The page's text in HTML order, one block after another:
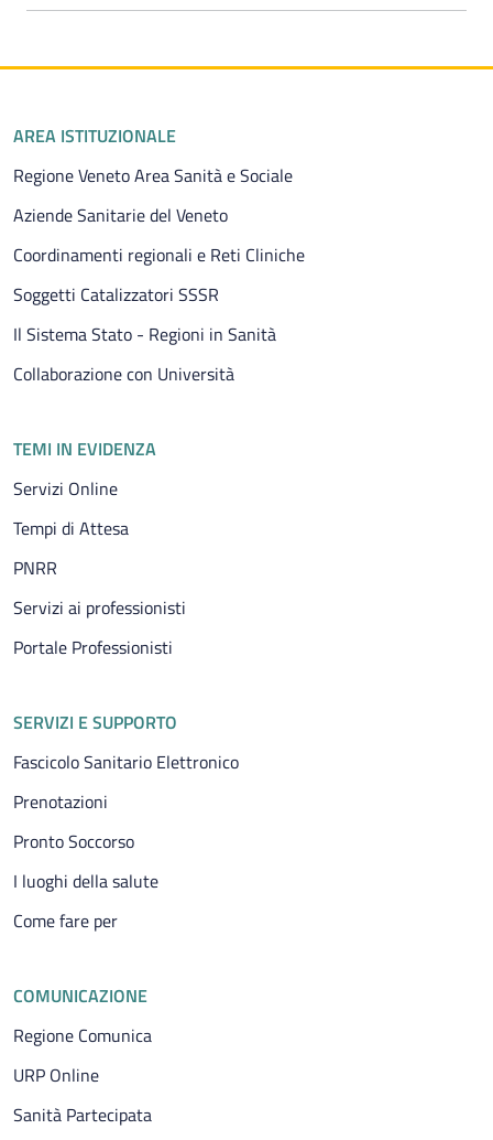
Piè di pagina
AREA ISTITUZIONALE
Regione Veneto Area Sanità e Sociale
Aziende Sanitarie del Veneto
Coordinamenti regionali e Reti Cliniche
Soggetti Catalizzatori SSSR
Il Sistema Stato - Regioni in Sanità
Collaborazione con Università
TEMI IN EVIDENZA
Servizi Online
Tempi di Attesa
PNRR
Servizi ai professionisti
Portale Professionisti
SERVIZI E SUPPORTO
Fascicolo Sanitario Elettronico
Prenotazioni
Pronto Soccorso
I luoghi della salute
Come fare per
COMUNICAZIONE
Regione Comunica
URP Online
Sanità Partecipata